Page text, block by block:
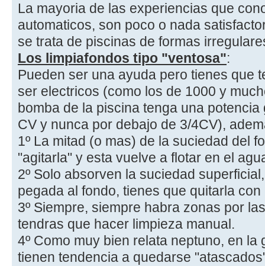
La mayoria de las experiencias que
automaticos, son poco o nada
se trata de piscinas de formas
Los limpiafondos tipo "ventosa":
Pueden ser una ayuda pero tienes que
ser electricos (como los de 1000 y
bomba de la piscina tenga una
CV y nunca por debajo de 3/4CV),
1º La mitad (o mas) de la suciedad del
"agitarla" y esta vuelve a flotar en el
2º Solo absorven la suciedad
pegada al fondo, tienes que quitarla
3º Siempre, siempre habra zonas por
tendras que hacer limpieza manual.
4º Como muy bien relata neptuno, en
tienen tendencia a quedarse